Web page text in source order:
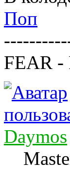
Поп
FEAR -
Daymos